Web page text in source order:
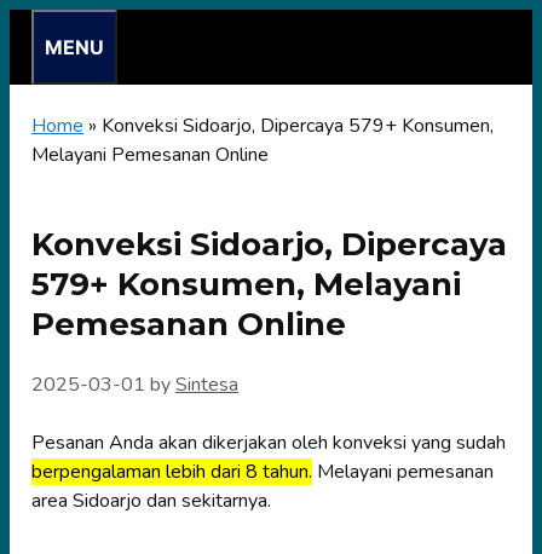
content
MENU
Home » Konveksi Sidoarjo, Dipercaya 579+ Konsumen,
Melayani Pemesanan Online
Konveksi Sidoarjo, Dipercaya
579+ Konsumen, Melayani
Pemesanan Online
2025-03-01 bySintesa
Pesanan Anda akan dikerjakan oleh konveksi yang sudah
berpengalaman lebih dari 8 tahun. Melayani pemesanan
area Sidoarjo dan sekitarnya.